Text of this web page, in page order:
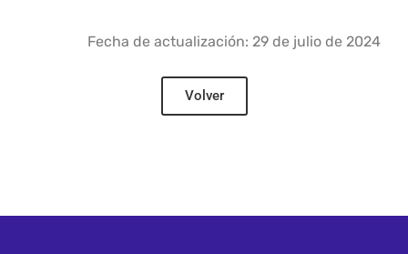
Fecha de actualización: 29 de julio de 2024
Volver